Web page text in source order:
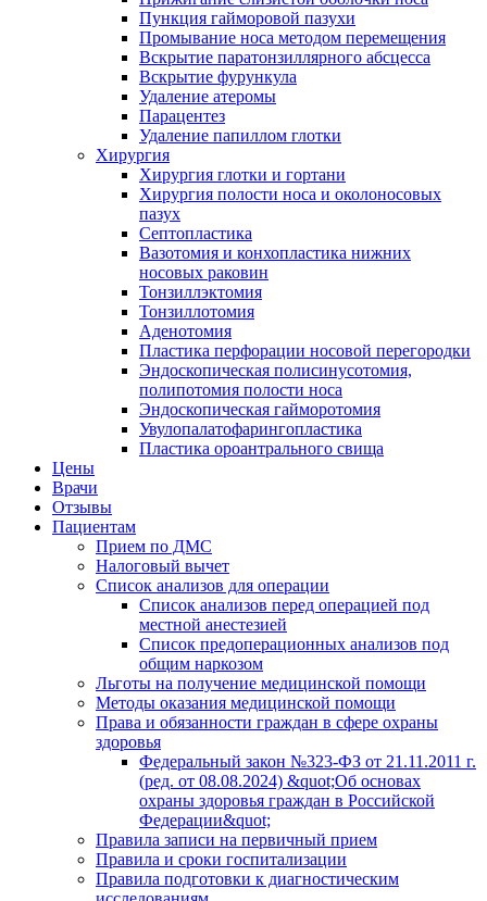
Пункция гайморовой пазухи
Промывание носа методом перемещения
Вскрытие паратонзиллярного абсцесса
Вскрытие фурункула
Удаление атеромы
Парацентез
Удаление папиллом глотки
Хирургия
Хирургия глотки и гортани
Хирургия полости носа и околоносовых
пазух
Септопластика
Вазотомия и конхопластика нижних
носовых раковин
Тонзиллэктомия
Тонзиллотомия
Аденотомия
Пластика перфорации носовой перегородки
Эндоскопическая полисинусотомия,
полипотомия полости носа
Эндоскопическая гайморотомия
Увулопалатофарингопластика
Пластика ороантрального свища
Цены
Врачи
Отзывы
Пациентам
Прием по ДМС
Налоговый вычет
Список анализов для операции
Список анализов перед операцией под
местной анестезией
Список предоперационных анализов под
общим наркозом
Льготы на получение медицинской помощи
Методы оказания медицинской помощи
Права и обязанности граждан в сфере охраны
здоровья
Федеральный закон №323-ФЗ от 21.11.2011 г.
(ред. от 08.08.2024) &quot;Об основах
охраны здоровья граждан в Российской
Федерации&quot;
Правила записи на первичный прием
Правила и сроки госпитализации
Правила подготовки к диагностическим